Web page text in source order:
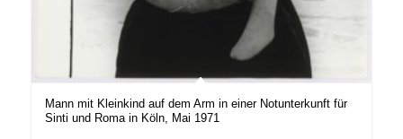
Mann mit Kleinkind auf dem Arm in einer Notunterkunft für
Sinti und Roma in Köln, Mai 1971